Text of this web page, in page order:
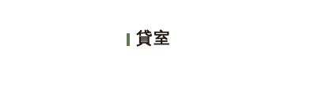
貸室